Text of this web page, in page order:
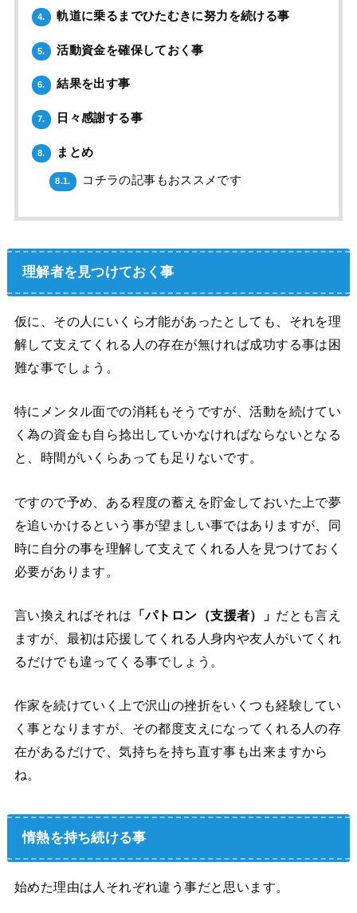
4. 軌道に乗るまでひたむきに努力を続ける事
5. 活動資金を確保しておく事
6. 結果を出す事
7. 日々感謝する事
8. まとめ
8.1. コチラの記事もおススメです
理解者を見つけておく事
仮に、その人にいくら才能があったとしても、それを理
解して支えてくれる人の存在が無ければ成功する事は困
難な事でしょう。
特にメンタル面での消耗もそうですが、活動を続けてい
く為の資金も自ら捻出していかなければならないとなる
と、時間がいくらあっても足りないです。
ですので予め、ある程度の蓄えを貯金しておいた上で夢
を追いかけるという事が望ましい事ではありますが、同
時に自分の事を理解して支えてくれる人を見つけておく
必要があります。
言い換えればそれは 「パトロン（支援者）」 だとも言え
ますが、最初は応援してくれる人身内や友人がいてくれ
るだけでも違ってくる事でしょう。
作家を続けていく上で沢山の挫折をいくつも経験してい
く事となりますが、その都度支えになってくれる人の存
在があるだけで、気持ちを持ち直す事も出来ますから
ね。
情熱を持ち続ける事
始めた理由は人それぞれ違う事だと思います。